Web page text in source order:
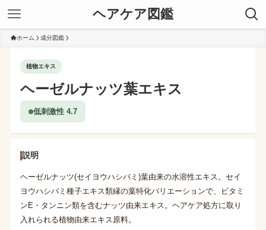
ヘアケア図鑑
ホーム 成分図鑑
植物エキス
ヘーゼルナッツ葉エキス
低刺激性 4.7
説明
ヘーゼルナッツ(セイヨウハシバミ)葉由来の水溶性エキス。セイ
ヨウハシバミ種子エキス類縁の葉特化バリエーションで、ビタミ
ンE・タンニン類を含むナッツ由来エキス。ヘアケア処方に取り
入れられる植物由来エキス原料。